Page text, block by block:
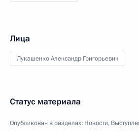
Лица
Лукашенко Александр Григорьевич
Статус материала
Опубликован в разделах: Новости,